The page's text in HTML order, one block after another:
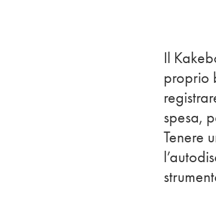
Il
proprio
spesa,
Tenere